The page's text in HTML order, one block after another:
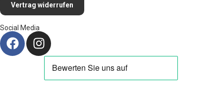
Vertrag widerrufen
Social Media